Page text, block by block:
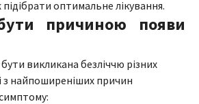
оптимальне лікування.
причиною появи
викликана безліччю різних
з найпоширеніших причин